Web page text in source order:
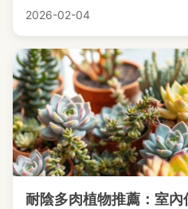
2026-02-04
耐陰多肉植物推薦：室